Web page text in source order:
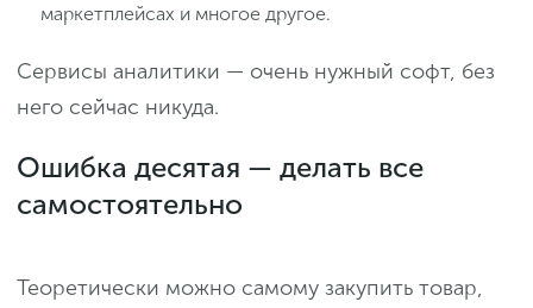
маркетплейсах и многое другое.
Сервисы аналитики — очень нужный софт, без
него сейчас никуда.
Ошибка десятая — делать все
самостоятельно
Теоретически можно самому закупить товар,